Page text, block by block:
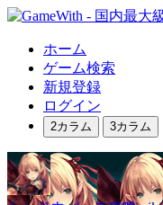
ホーム
ゲーム検索
新規登録
ログイン
2カラム 3カラム